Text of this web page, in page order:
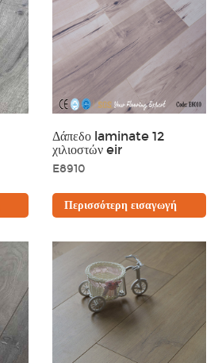
Δάπεδο laminate 12
χιλιοστών eir
E8910
Περισσότερη εισαγωγή